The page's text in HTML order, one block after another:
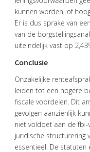
kunnen worden, of
Er is dus sprake van
van de
uiteindelijk vast op
Conclusie
Onzakelijke
leiden tot een hogere
fiscale voordelen. Dit
gevolgen aanzienlijk
niet voldoet aan de fbi-
juridische structurering
essentieel. De